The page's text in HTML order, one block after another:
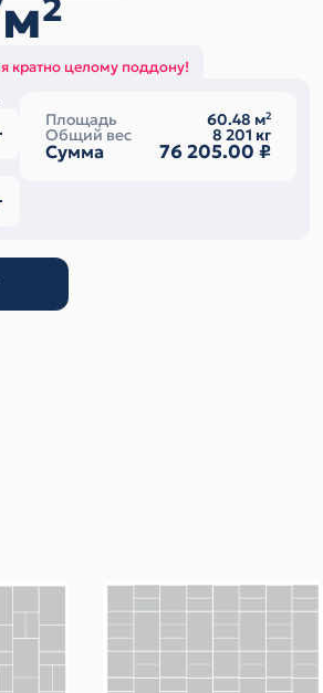
2
кратно целому поддону!
Площадь 60.48 м2
Общий вес 8 201 кг
Сумма 76 205.00 ₽